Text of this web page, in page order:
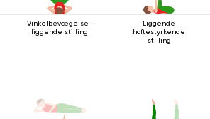
Vinkelbevægelse i
liggende stilling
Liggende
hoftestyrkende
stilling